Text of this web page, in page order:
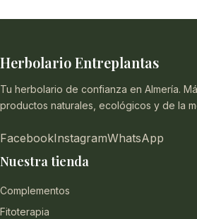
Herbolario Entreplantas
Tu herbolario de confianza en Almería.
productos naturales, ecológicos y de la
FacebookInstagramWhatsApp
Nuestra tienda
Complementos
Fitoterapia